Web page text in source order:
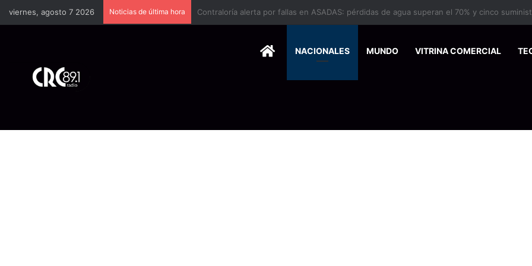
viernes, agosto 7 2026 Noticias de última hora
HOMENACIONALES MUNDO VITRINA COMERCIAL